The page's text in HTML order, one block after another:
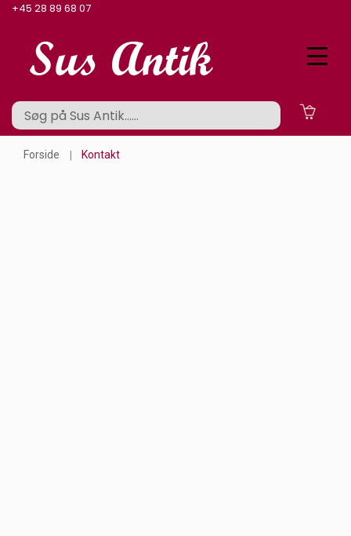
+45 28 89 68 07
Forside Kontakt